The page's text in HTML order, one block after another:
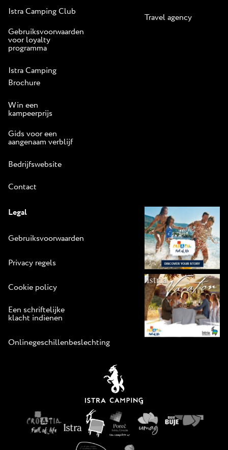
Istra Camping Club
Gebruiksvoorwaarden
voor loyalty
programma
Istra Camping
Brochure
Win een
kampeerprijs
Gids voor een
aangenaam verblijf
Bedrijfswebsite
Contact
Travel agency
Legal
Gebruiksvoorwaarden
Privacy regels
Cookie policy
Een schriftelijke
klacht indienen
Onlinegeschillenbeslechting